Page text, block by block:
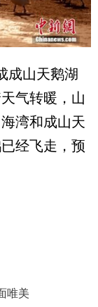
山天鹅湖
气转暖，山
湾和成山天
经飞走，预
唯美